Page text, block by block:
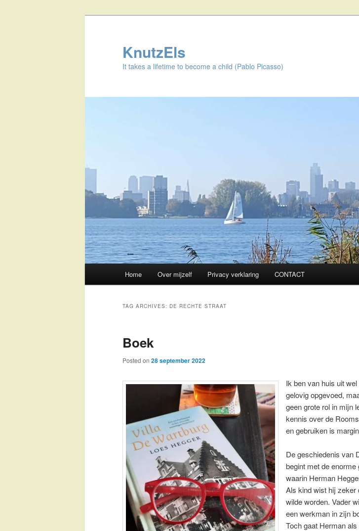
KnutzEls
It takes a lifetime to become a child (Pablo Picasso)
Skip
content
Skip
content
Home Over mijzelf Privacy verklaring CONTACT
TAG ARCHIVES: DE RECHTE STRAAT
Boek
Posted on 28 september 2022
Ik ben van huis uit
gelovig opgevoed,
geen grote rol in mijn
kennis over de
en gebruiken is
De geschiedenis van
begint met de enorme
waarin Herman
Als kind wist hij zeker
wilde worden. Vader
een werkman in zijn
Toch gaat Herman